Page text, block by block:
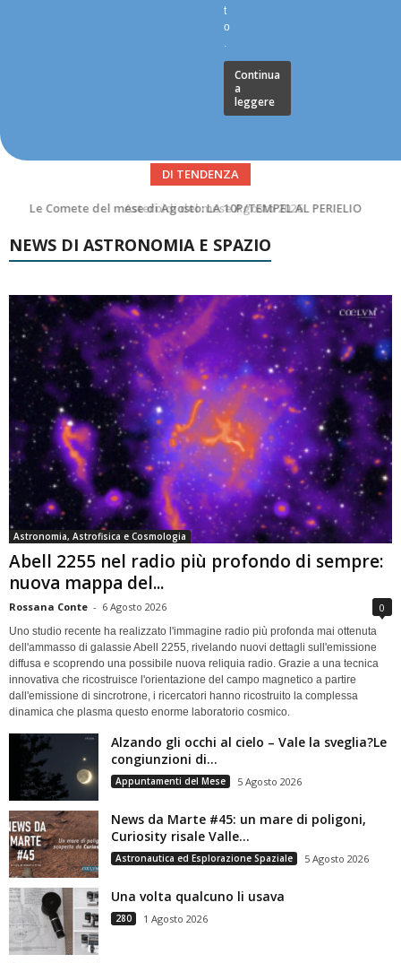
t
o
.
Continua
a
leggere
DI TENDENZA
Asteroidi del mese Agosto 2026
NEWS DI ASTRONOMIA E SPAZIO
Astronomia, Astrofisica e Cosmologia
Abell 2255 nel radio più profondo di sempre:
nuova mappa del...
Rossana Conte - 6 Agosto 2026 0
Uno studio recente ha realizzato l'immagine radio più profonda mai ottenuta
dell'ammasso di galassie Abell 2255, rivelando nuovi dettagli sull'emissione
diffusa e scoprendo una possibile nuova reliquia radio. Grazie a una tecnica
innovativa che ricostruisce l'orientazione del campo magnetico a partire
dall'emissione di sincrotrone, i ricercatori hanno ricostruito la complessa
dinamica che plasma questo enorme laboratorio cosmico.
Alzando gli occhi al cielo – Vale la sveglia?Le
congiunzioni di...
Appuntamenti del Mese 5 Agosto 2026
News da Marte #45: un mare di poligoni,
Curiosity risale Valle...
Astronautica ed Esplorazione Spaziale 5 Agosto 2026
Una volta qualcuno li usava
280 1 Agosto 2026